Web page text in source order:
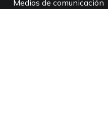
Medios de comunicación